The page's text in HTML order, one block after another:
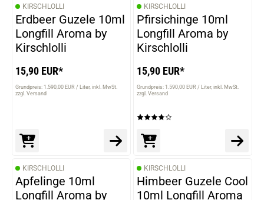
KIRSCHLOLLI
Erdbeer Guzele 10ml
Longfill Aroma by
Kirschlolli
15,90 EUR*
Grundpreis: 1.590,00 EUR / Liter inkl. MwSt.
zzgl. Versand
KIRSCHLOLLI
Pfirsichinge 10ml
Longfill Aroma by
Kirschlolli
15,90 EUR*
Grundpreis: 1.590,00 EUR / Liter inkl. MwSt.
zzgl. Versand
KIRSCHLOLLI
Apfelinge 10ml
Longfill Aroma by
KIRSCHLOLLI
Himbeer Guzele Cool
10ml Longfill Aroma